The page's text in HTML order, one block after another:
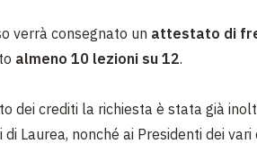
verrà consegnato un attestato di
almeno 10 lezioni su 12.
dei crediti la richiesta è stata già
di Laurea, nonché ai Presidenti dei